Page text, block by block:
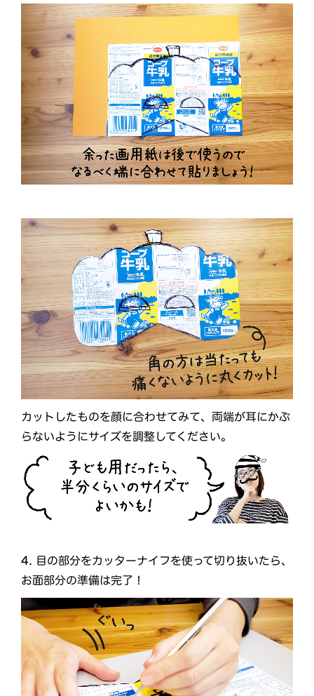
カットしたものを顔に合わせてみて、両端が耳にかぶ
らないようにサイズを調整してください。
4. 目の部分をカッターナイフを使って切り抜いたら、
お面部分の準備は完了！